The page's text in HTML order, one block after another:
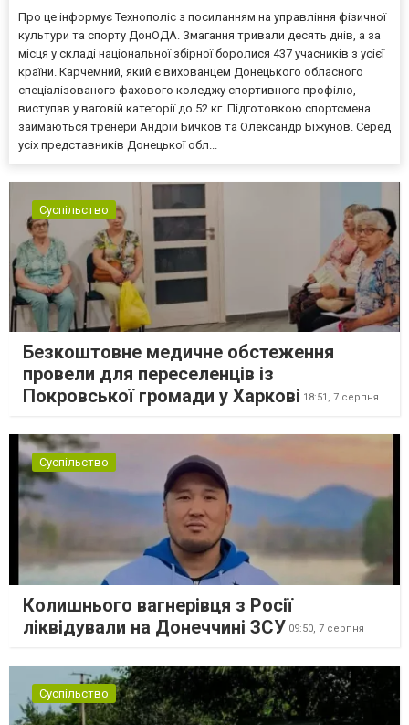
Про це інформує Технополіс з посиланням на управління фізичної
культури та спорту ДонОДА. Змагання тривали десять днів, а за
місця у складі національної збірної боролися 437 учасників з усієї
країни. Карчемний, який є вихованцем Донецького обласного
спеціалізованого фахового коледжу спортивного профілю,
виступав у ваговій категорії до 52 кг. Підготовкою спортсмена
займаються тренери Андрій Бичков та Олександр Біжунов. Серед
усіх представників Донецької обл...
Суспільство
Безкоштовне медичне обстеження
провели для переселенців із
Покровської громади у Харкові 18:51, 7 серпня
Суспільство
Колишнього вагнерівця з Росії
ліквідували на Донеччині ЗСУ 09:50, 7 серпня
Суспільство